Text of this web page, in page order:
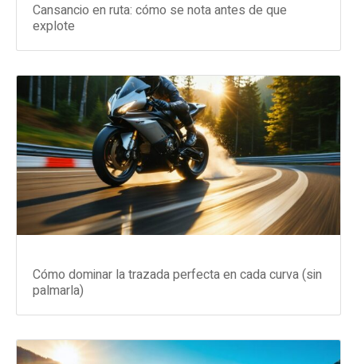
Cansancio en ruta: cómo se nota antes de que
explote
Cómo dominar la trazada perfecta en cada curva (sin
palmarla)